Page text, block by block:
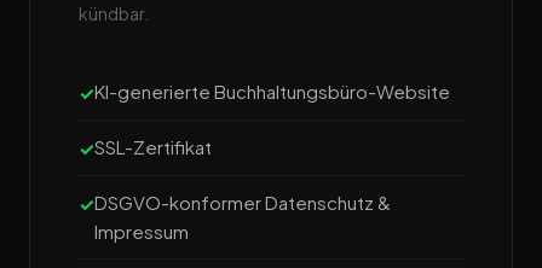
kündbar.
KI-generierte Buchhaltungsbüro-Website
SSL-Zertifikat
DSGVO-konformer Datenschutz &
Impressum